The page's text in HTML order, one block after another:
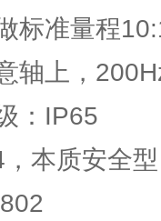
准量程
上，
：IP65
本质安全型